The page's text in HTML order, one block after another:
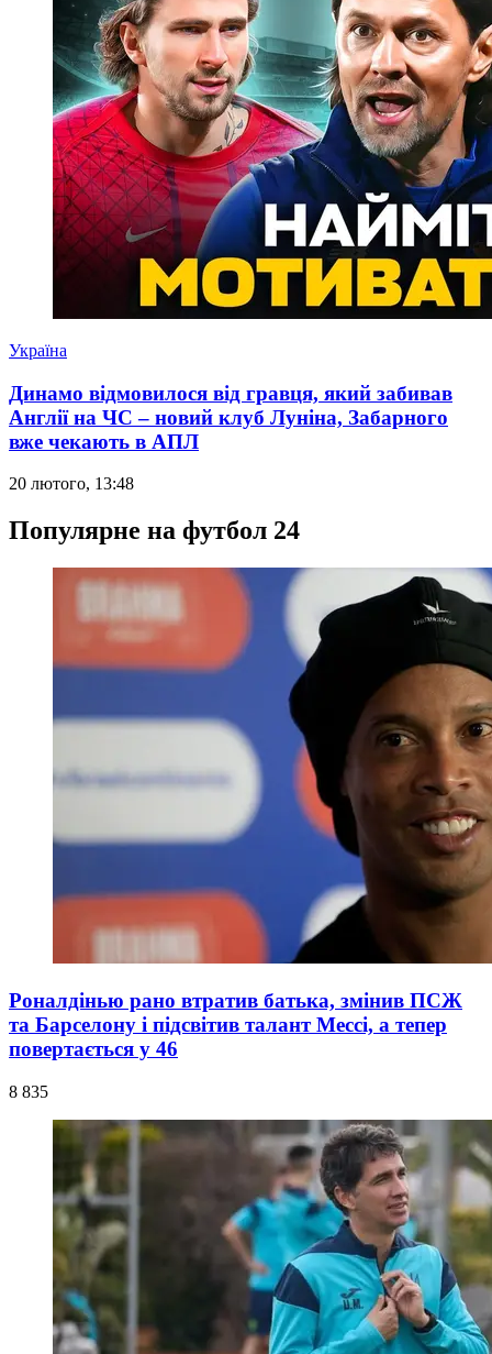
Україна
Динамо відмовилося від гравця, який забивав
Англії на ЧС – новий клуб Луніна, Забарного
вже чекають в АПЛ
20 лютого, 13:48
Популярне на футбол 24
Роналдінью рано втратив батька, змінив ПСЖ
та Барселону і підсвітив талант Мессі, а тепер
повертається у 46
8 835